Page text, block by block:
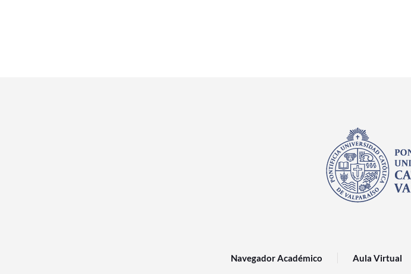
Navegador Académico Aula Virtual